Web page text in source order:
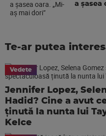
a şasea
Te-ar putea
Vedete
Jennifer Lopez,
Hadid? Cine a avut
ținută la nunta lui
Kelce